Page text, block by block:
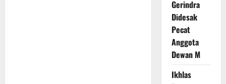
Gerindra
Didesak
Pecat
Anggota
Dewan M
Ikhlas